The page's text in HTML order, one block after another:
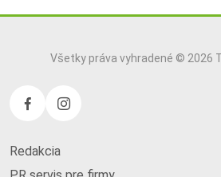
Všetky práva vyhradené © 2026
Redakcia